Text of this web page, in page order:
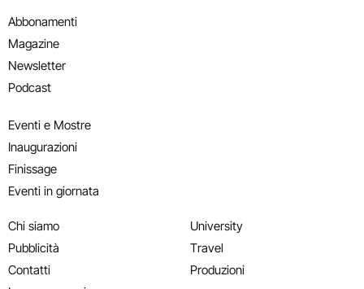
Abbonamenti
Magazine
Newsletter
Podcast
Eventi e Mostre
Inaugurazioni
Finissage
Eventi in giornata
Chi siamo
Pubblicità
Contatti
University
Travel
Produzioni